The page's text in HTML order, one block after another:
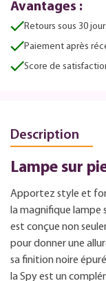
Avantages :
Retours sous 30
Paiement après
Score de
Description
Lampe sur
Apportez style et
la magnifique
est conçue non
pour donner une
sa finition noire
la Spy est un